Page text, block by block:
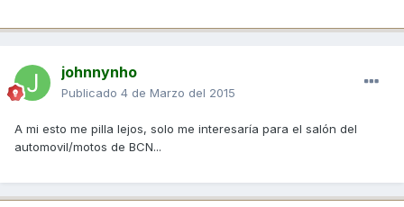
johnnynho
Publicado 4 de Marzo del 2015
A mi esto me pilla lejos, solo me interesaría para el salón del
automovil/motos de BCN...